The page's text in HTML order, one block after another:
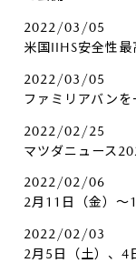
2022/03/05
米国IIHS安全性
2022/03/05
ファミリアバン
2022/02/25
マツダニュース
2022/02/06
2月11日（金）
2022/02/03
2月5日（土）、